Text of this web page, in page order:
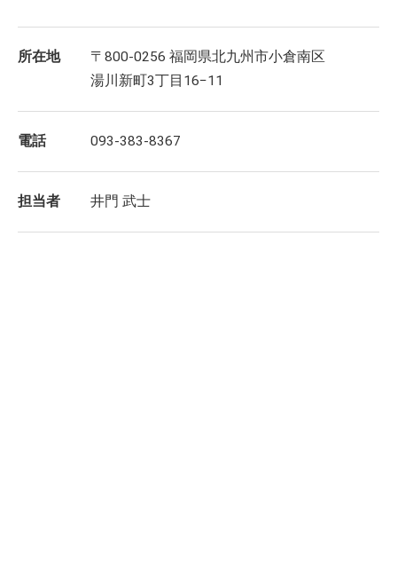
所在地
〒800-0256 福岡県北九州市小倉南区
湯川新町3丁目16−11
電話 093-383-8367
担当者 井門 武士